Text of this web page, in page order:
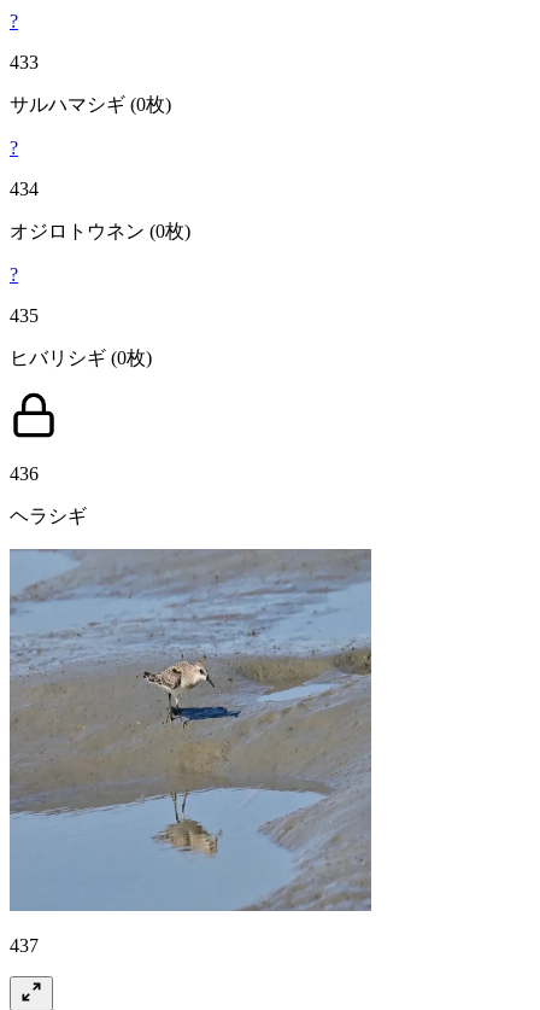
?
433
サルハマシギ (0枚)
?
434
オジロトウネン (0枚)
?
435
ヒバリシギ (0枚)
436
ヘラシギ
437